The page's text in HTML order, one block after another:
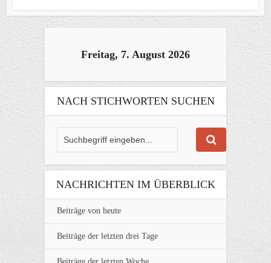
Freitag, 7. August 2026
NACH STICHWORTEN SUCHEN
NACHRICHTEN IM ÜBERBLICK
Beiträge von heute
Beiträge der letzten drei Tage